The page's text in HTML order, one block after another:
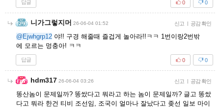
답글 0
0
니가그렇지머 26-06-04 01:52 신고 | 공감 확인
@Ejwhgrp12 야!! 구경 해줄때 즐겁게 놀아라!!ㅋㅋ 1번이랑2번밖
에 모르는 멍충아! ㅋㅋ
답글 0
0
hdm317 26-06-04 03:26 신고 | 공감 확인
똥산놈이 문제일까? 똥쌌다고 뭐라고 하는 놈이 문제일까? 글고 똥쌌
다고 뭐라 한건 티비 조선임, 조국이 얼마나 잘났다고 좆선 일보 마이